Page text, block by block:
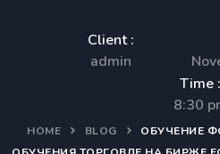
Client :
admin
Time :
8:30
HOME BLOG
ОБУЧЕНИЕ